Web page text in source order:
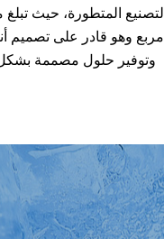
مربع وهو قادر على تصميم
وتوفير حلول مصممة